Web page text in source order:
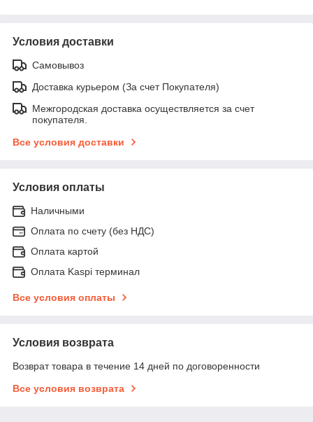
Условия доставки
Самовывоз
Доставка курьером (За счет Покупателя)
Межгородская доставка осуществляется за счет
покупателя.
Все условия доставки
Условия оплаты
Наличными
Оплата по счету (без НДС)
Оплата картой
Оплата Kaspi терминал
Все условия оплаты
Условия возврата
Возврат товара в течение 14 дней по договоренности
Все условия возврата